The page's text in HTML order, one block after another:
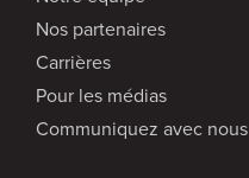
Nos partenaires
Carrières
Pour les médias
Communiquez avec nous